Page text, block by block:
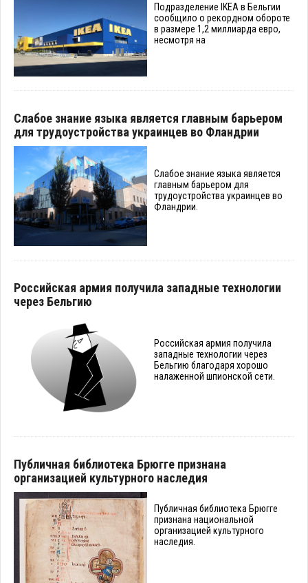
Подразделение IKEA в Бельгии
сообщило о рекордном обороте
в размере 1,2 миллиарда евро,
несмотря на
Слабое знание языка является главным барьером
для трудоустройства украинцев во Фландрии
Слабое знание языка является
главным барьером для
трудоустройства украинцев во
Фландрии.
Российская армия получила западные технологии
через Бельгию
Российская армия получила
западные технологии через
Бельгию благодаря хорошо
налаженной шпионской сети.
Публичная библиотека Брюгге признана
организацией культурного наследия
Публичная библиотека Брюгге
признана национальной
организацией культурного
наследия.